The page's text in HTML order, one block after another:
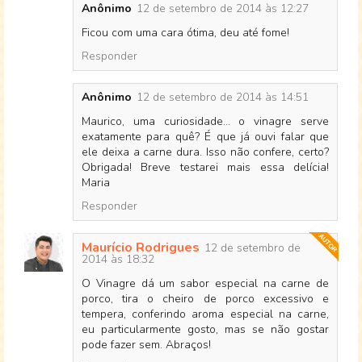
Anônimo 12 de setembro de 2014 às 12:27
Ficou com uma cara ótima, deu até fome!
Responder
Anônimo 12 de setembro de 2014 às 14:51
Maurico, uma curiosidade... o vinagre serve
exatamente para quê? É que já ouvi falar que
ele deixa a carne dura. Isso não confere, certo?
Obrigada! Breve testarei mais essa delícia!
Maria
Responder
Maurício Rodrigues 12 de setembro de
2014 às 18:32
O Vinagre dá um sabor especial na carne de
porco, tira o cheiro de porco excessivo e
tempera, conferindo aroma especial na carne,
eu particularmente gosto, mas se não gostar
pode fazer sem. Abraços!